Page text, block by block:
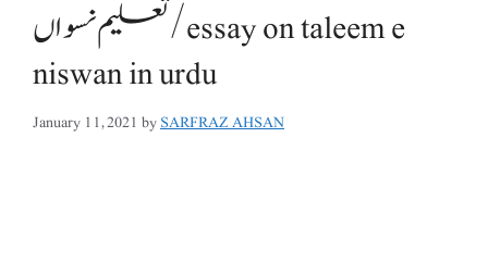
تعلیم نسواں/essay on taleem e
niswan in urdu
January 11, 2021 bySARFRAZ AHSAN